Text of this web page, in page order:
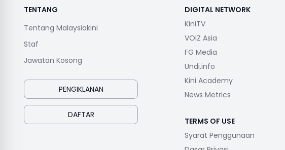
TENTANG
Tentang Malaysiakini
Staf
Jawatan Kosong
PENGIKLANAN
DAFTAR
DIGITAL NETWORK
KiniTV
VOIZ Asia
FG Media
Undi.info
Kini Academy
News Metrics
TERMS OF USE
Syarat Penggunaan